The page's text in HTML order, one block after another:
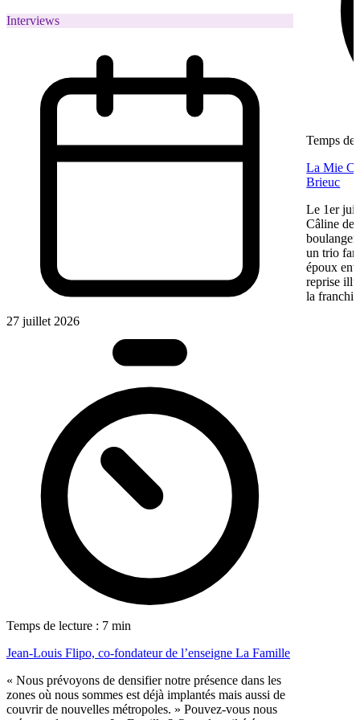
Interviews
27 juillet 2026
Temps de lecture : 7 min
Jean-Louis Flipo, co-fondateur de l’enseigne La Famille
« Nous prévoyons de densifier notre présence dans les
zones où nous sommes est déjà implantés mais aussi de
couvrir de nouvelles métropoles. » Pouvez-vous nous
Temps de
La Mie
Brieuc
Le 1er
Câline de
un trio
époux
reprise
la